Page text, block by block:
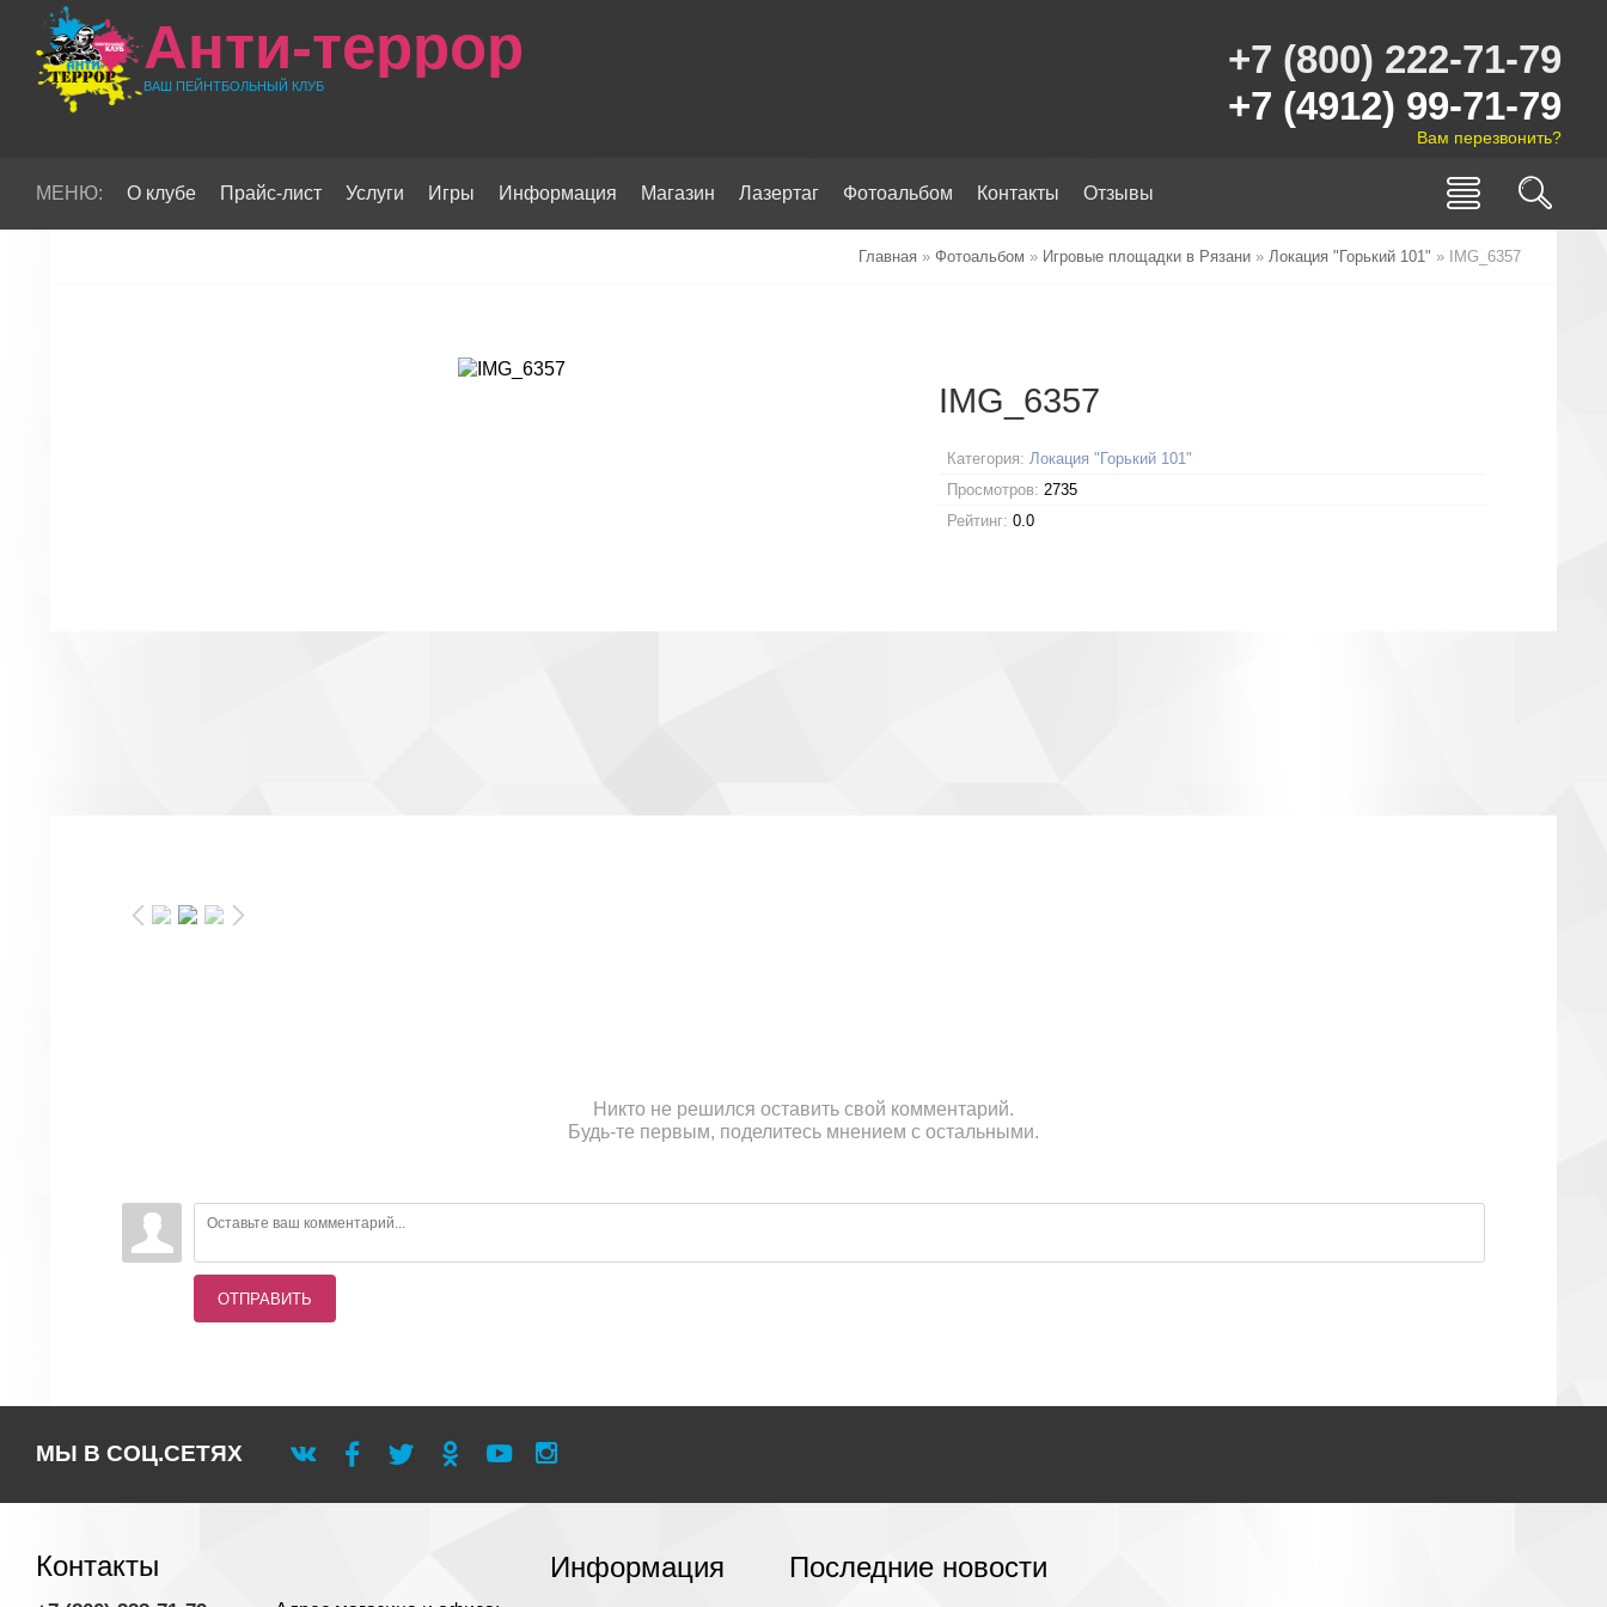
Анти-террор
ВАШ ПЕЙНТБОЛЬНЫЙ КЛУБ
+7 (800) 222-71-79
+7 (4912) 99-71-79
Вам перезвонить?
МЕНЮ: О клубе Прайс-лист Услуги Игры Информация Магазин Лазертаг Фотоальбом Контакты Отзывы
Главная » Фотоальбом » Игровые площадки в Рязани » Локация "Горький 101" » IMG_6357
IMG_6357
Категория: Локация "Горький 101"
Просмотров: 2735
Рейтинг: 0.0
Никто не решился оставить свой комментарий.
Будь-те первым, поделитесь мнением с остальными.
ОТПРАВИТЬ
МЫ В СОЦ.СЕТЯХ
Контакты Информация Последние новости